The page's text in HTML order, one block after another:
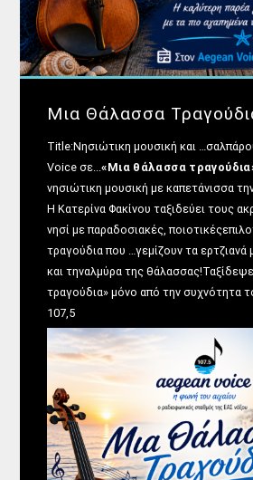
Μια Θάλασσα
Title:Νησιώτικη μουσική και
Voice σε...«Μια θάλασσα
νησιώτικη μουσική με καπετάνισσα
Η Κατερίνα Φακίνου ταξιδεύει τους
νησί με παραδοσιακές,
τραγούδια που …γεμίζουν τα ερτζιανά
και τηναλμύρα της
τραγούδια» μόνο από την συχνότητα
107,5